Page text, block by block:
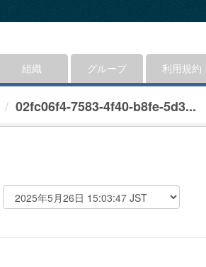
組織 グループ 利用規約
02fc06f4-7583-4f40-b8fe-5d3...